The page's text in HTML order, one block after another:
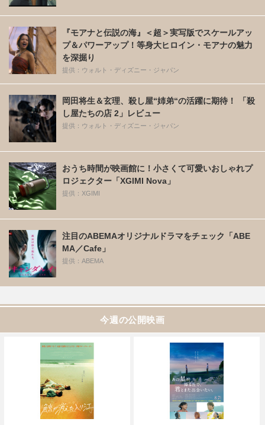
『モアナと伝説の海』＜超＞実写版でスケールアッ
プ＆パワーアップ！等身大ヒロイン・モアナの魅力
を深掘り
提供：ウォルト・ディズニー・ジャパン
岡田将生＆玄理、殺し屋“姉弟“の活躍に期待！ 「殺
し屋たちの店 2」レビュー
提供：ウォルト・ディズニー・ジャパン
おうち時間が映画館に！小さくて可愛いおしゃれプ
ロジェクター「XGIMI Nova」
提供：XGIMI
注目のABEMAオリジナルドラマをチェック「ABE
MA／Cafe」
提供：ABEMA
今週の公開映画